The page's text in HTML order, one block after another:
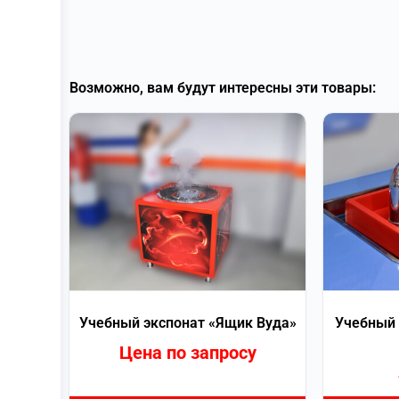
Возможно, вам будут интересны эти товары:
Учебный экспонат «Ящик Вуда»
Цена по запросу
Учебный